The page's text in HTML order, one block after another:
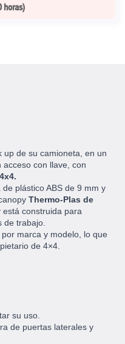
horas)
up de su camioneta, en un
con llave, con
plástico ABS de 9 mm y
Thermo-Plas de
construida para
de trabajo.
marca y modelo, lo que
de 4×4.
su uso.
de puertas laterales y